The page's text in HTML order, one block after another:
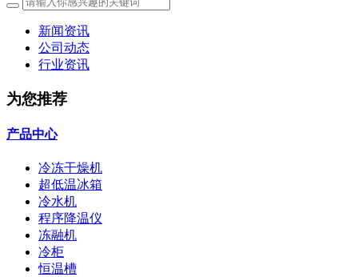
新闻资讯
公司动态
行业资讯
为您推荐
产品中心
冷冻干燥机
超低温冰箱
冷水机
程序降温仪
冻融机
冷柜
恒温槽